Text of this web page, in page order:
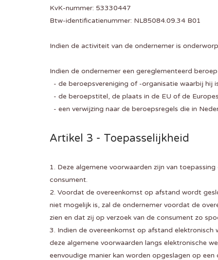
KvK-nummer: 53330447
Btw-identificatienummer: NL85084.09.34 B01
Indien de activiteit van de ondernemer is
Indien de ondernemer een gereglementeerd
- de beroepsvereniging of -organisatie waarbij hij
- de beroepstitel, de plaats in de EU of de
- een verwijzing naar de beroepsregels die in
Artikel 3 - Toepasselijkheid
1. Deze algemene voorwaarden zijn van
consument.
2. Voordat de overeenkomst op afstand wordt
niet mogelijk is, zal de ondernemer voordat de
zien en dat zij op verzoek van de consument zo
3. Indien de overeenkomst op afstand
deze algemene voorwaarden langs elektronische
eenvoudige manier kan worden opgeslagen op